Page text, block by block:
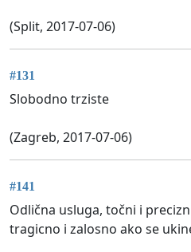
(Split, 2017-07-06)
#131
Slobodno trziste
(Zagreb, 2017-07-06)
#141
Odlična usluga, točni i
tragicno i zalosno ako se